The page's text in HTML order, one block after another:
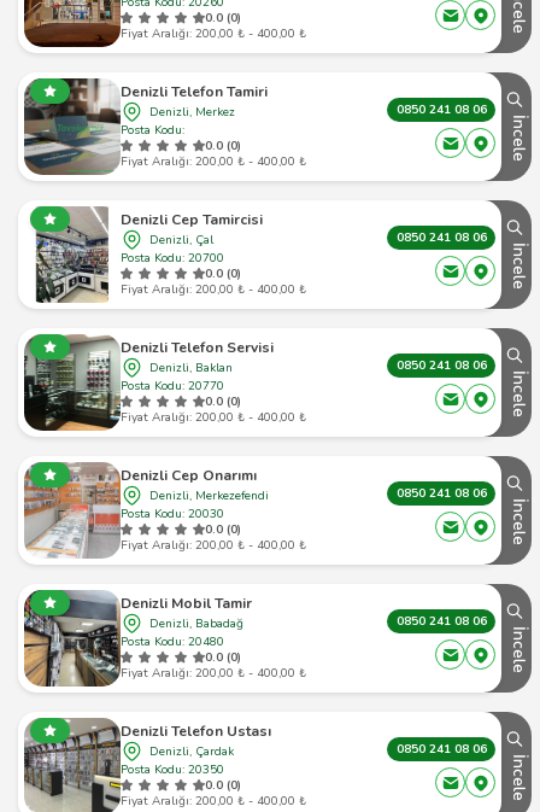
0.0 (0)
Fiyat Aralığı: 200,00 ₺ - 400,00 ₺
İncele
Denizli Telefon Tamiri
Denizli, Merkez
Posta Kodu:
0.0 (0)
Fiyat Aralığı: 200,00 ₺ - 400,00 ₺
0850 241 08 06
İncele
Denizli Cep Tamircisi
Denizli, Çal
Posta Kodu: 20700
0.0 (0)
Fiyat Aralığı: 200,00 ₺ - 400,00 ₺
0850 241 08 06
İncele
Denizli Telefon Servisi
Denizli, Baklan
Posta Kodu: 20770
0.0 (0)
Fiyat Aralığı: 200,00 ₺ - 400,00 ₺
0850 241 08 06
İncele
Denizli Cep Onarımı
Denizli, Merkezefendi
Posta Kodu: 20030
0.0 (0)
Fiyat Aralığı: 200,00 ₺ - 400,00 ₺
0850 241 08 06
İncele
Denizli Mobil Tamir
Denizli, Babadağ
Posta Kodu: 20480
0.0 (0)
Fiyat Aralığı: 200,00 ₺ - 400,00 ₺
0850 241 08 06
İncele
Denizli Telefon Ustası
Denizli, Çardak
Posta Kodu: 20350
0.0 (0)
Fiyat Aralığı: 200,00 ₺ - 400,00 ₺
0850 241 08 06
İncele